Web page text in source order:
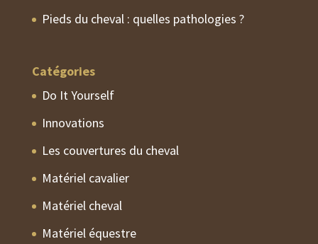
Pieds du cheval : quelles pathologies ?
Catégories
Do It Yourself
Innovations
Les couvertures du cheval
Matériel cavalier
Matériel cheval
Matériel équestre